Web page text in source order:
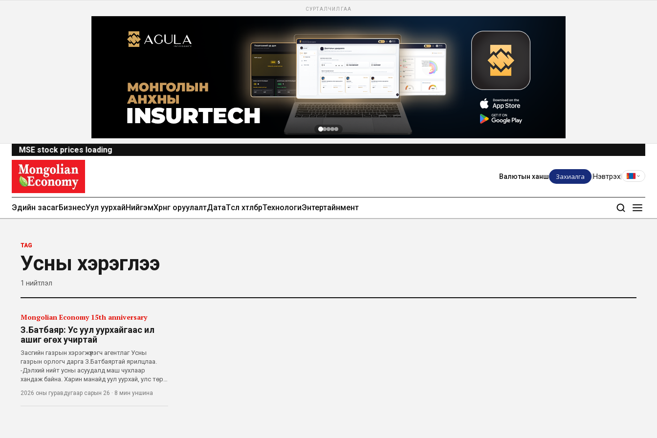
СУРТАЛЧИЛГАА
MSE stock prices loading
Валютын ханш Захиалга Нэвтрэх
Эдийн засагБизнесУул уурхайНийгэмХөрөнгө оруулалтДатаТөсөл хөтөлбөрТехнологиЭнтертайнмент
TAG
Усны хэрэглээ
1 нийтлэл
Mongolian Economy 15th anniversary
З.Батбаяр: Ус уул уурхайгаас илүү
ашиг өгөх учиртай
Засгийн газрын хэрэгжүүлэгч агентлаг Усны
газрын орлогч дарга З.Батбаяртай ярилцлаа.
-Дэлхий нийт усны асуудалд маш чухлаар
хандаж байна. Харин манайд уул уурхай, улс төр
улаанбаатарчууд хамгийн үнэ цэнэтэй усыг
хэрэглээндээ зарцуулж байна. Өвөг дээдсийн
2026 оны гуравдугаар сарын 26 · 8 мин уншина